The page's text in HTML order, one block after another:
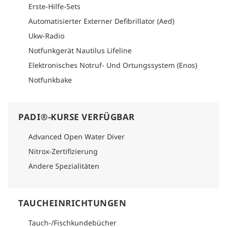
Erste-Hilfe-Sets
Automatisierter Externer Defibrillator (Aed)
Ukw-Radio
Notfunkgerät Nautilus Lifeline
Elektronisches Notruf- Und Ortungssystem (Enos)
Notfunkbake
PADI®-KURSE VERFÜGBAR
Advanced Open Water Diver
Nitrox-Zertifizierung
Andere Spezialitäten
TAUCHEINRICHTUNGEN
Tauch-/Fischkundebücher